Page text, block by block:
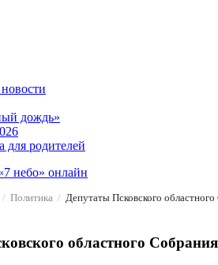
дождь»
для родителей
небо» онлайн
Политика
областного